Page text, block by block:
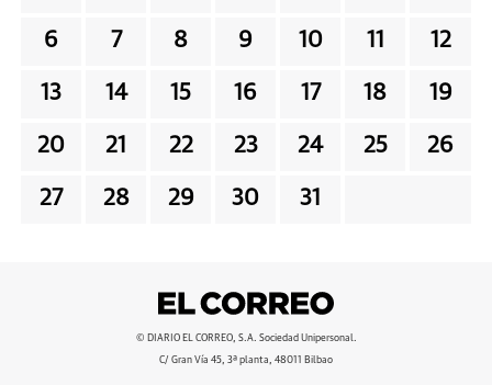
6 7 8 9 10 11 12
13 14 15 16 17 18 19
20 21 22 23 24 25 26
27 28 29 30 31
© DIARIO EL CORREO, S.A. Sociedad Unipersonal.
C/ Gran Vía 45, 3ª planta, 48011 Bilbao